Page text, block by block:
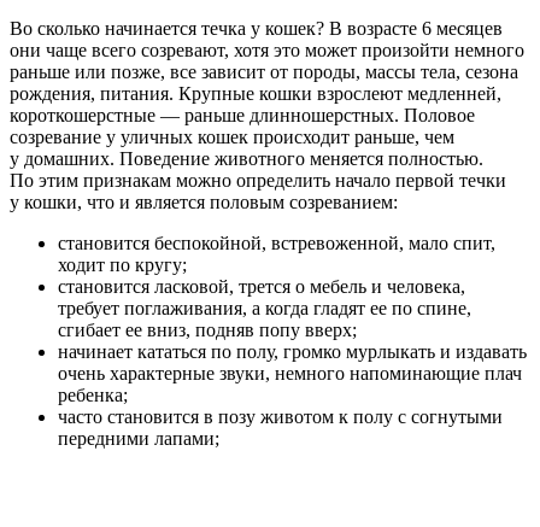
Во сколько начинается течка у кошек? В возрасте 6 месяцев
они чаще всего созревают, хотя это может произойти немного
раньше или позже, все зависит от породы, массы тела, сезона
рождения, питания. Крупные кошки взрослеют медленней,
короткошерстные — раньше длинношерстных. Половое
созревание у уличных кошек происходит раньше, чем
у домашних. Поведение животного меняется полностью.
По этим признакам можно определить начало первой течки
у кошки, что и является половым созреванием:
становится беспокойной, встревоженной, мало спит,
ходит по кругу;
становится ласковой, трется о мебель и человека,
требует поглаживания, а когда гладят ее по спине,
сгибает ее вниз, подняв попу вверх;
начинает кататься по полу, громко мурлыкать и издавать
очень характерные звуки, немного напоминающие плач
ребенка;
часто становится в позу животом к полу с согнутыми
передними лапами;